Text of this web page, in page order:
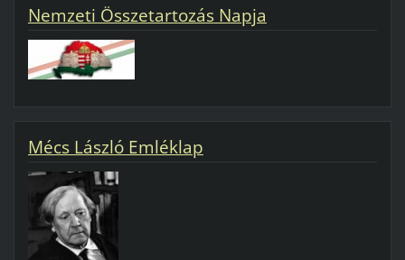
Nemzeti Összetartozás Napja
Mécs László Emléklap